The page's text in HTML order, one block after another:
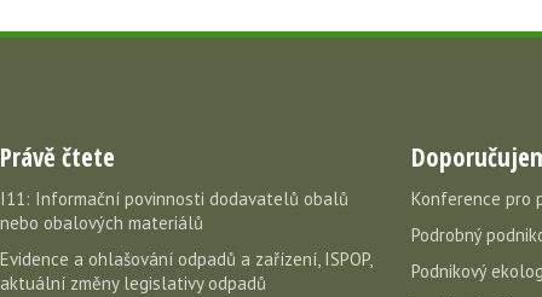
Právě čtete
I11: Informační povinnosti dodavatelů obalů
nebo obalových materiálů
Evidence a ohlašování odpadů a zařízení, ISPOP,
aktuální změny legislativy odpadů
Konference pro
Podrobný
Podnikový